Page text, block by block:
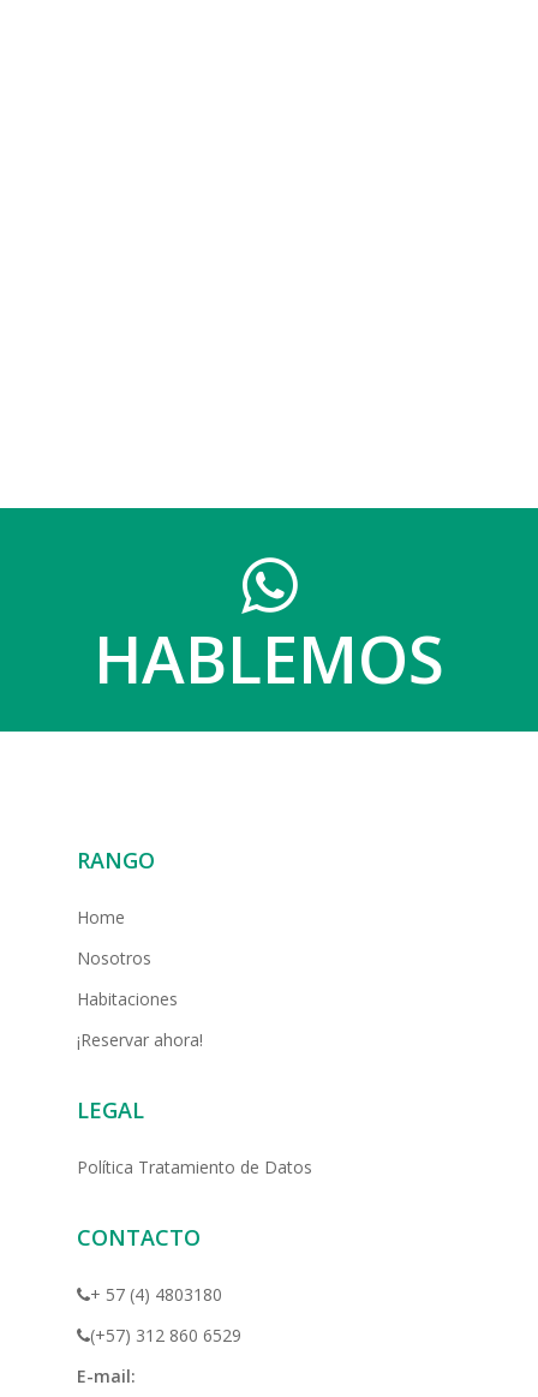
HABLEMOS
RANGO
Home
Nosotros
Habitaciones
¡Reservar ahora!
LEGAL
Política Tratamiento de Datos
CONTACTO
+ 57 (4) 4803180
(+57) 312 860 6529
E-mail: